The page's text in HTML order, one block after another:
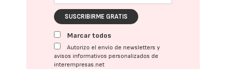
SUSCRIBIRME GRATIS
Marcar todos
Autorizo el envío de newsletters y
avisos informativos personalizados de
interempresas.net